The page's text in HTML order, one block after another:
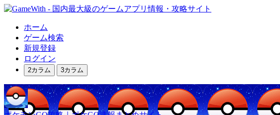
ホーム
ゲーム検索
新規登録
ログイン
2カラム 3カラム